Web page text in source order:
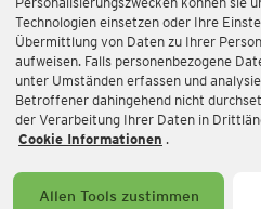
Technologien einsetzen oder Ihre
Übermittlung von Daten zu Ihrer
aufweisen. Falls personenbezogene
unter Umständen erfassen und
Betroffener dahingehend nicht
der Verarbeitung Ihrer Daten in
Cookie Informationen .
Allen Tools zustimmen